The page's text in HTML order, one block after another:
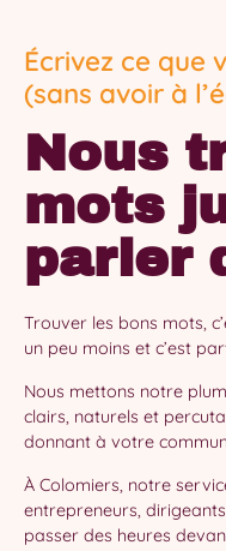
Écrivez ce que
(sans avoir à
Nous
mots
parler
Trouver les bons mots,
un peu moins et c’est
Nous mettons notre
clairs, naturels et
donnant à votre
À Colomiers, notre
entrepreneurs,
passer des heures